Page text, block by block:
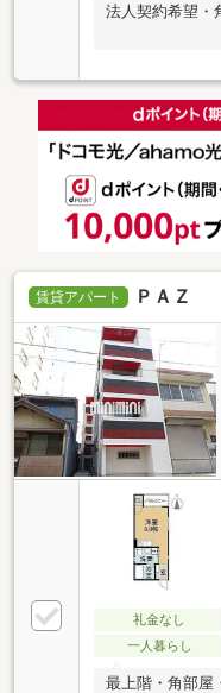
法人契約希望・
賃貸アパート ＰＡＺ
礼金なし
一人暮らし
最上階・角部屋